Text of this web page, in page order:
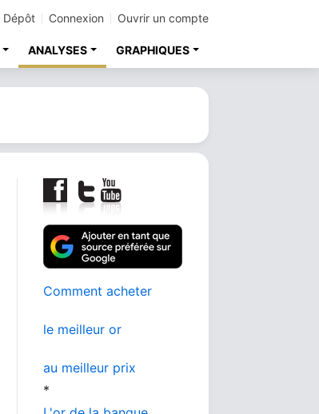
Dépôt Connexion Ouvrir un compte
ANALYSES GRAPHIQUES
Comment acheter
le meilleur or
au meilleur prix
*